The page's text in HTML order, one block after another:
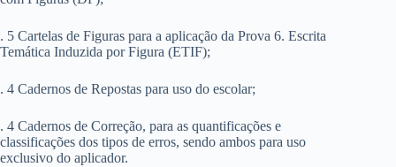
. 5 Cartelas de Figuras para a aplicação da Prova 6. Escrita
Temática Induzida por Figura (ETIF);
. 4 Cadernos de Repostas para uso do escolar;
. 4 Cadernos de Correção, para as quantificações e
classificações dos tipos de erros, sendo ambos para uso
exclusivo do aplicador.